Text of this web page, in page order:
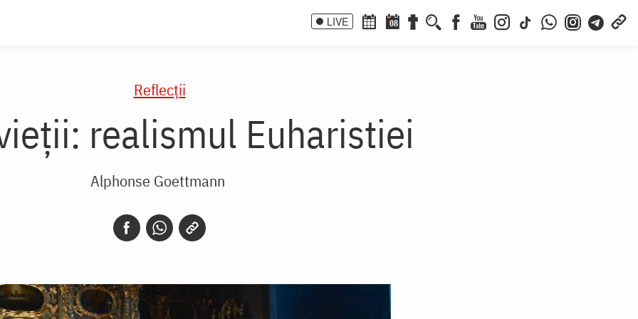
LIVE 08
Reflecții
realismul Euharistiei
Alphonse Goettmann